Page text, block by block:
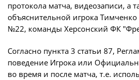
протокола матча, видеозаписи, а
объяснительной игрока
№22, команды Херсонский ФК
Согласно пункта 3 статьи 87,
поведение Игрока или
во время и после матча, т.е.